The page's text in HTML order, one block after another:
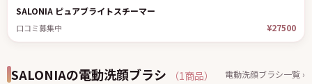
SALONIA ピュアブライトスチーマー
口コミ募集中 ¥27500
SALONIAの電動洗顔ブラシ （1商品） 電動洗顔ブラシ一覧 ›